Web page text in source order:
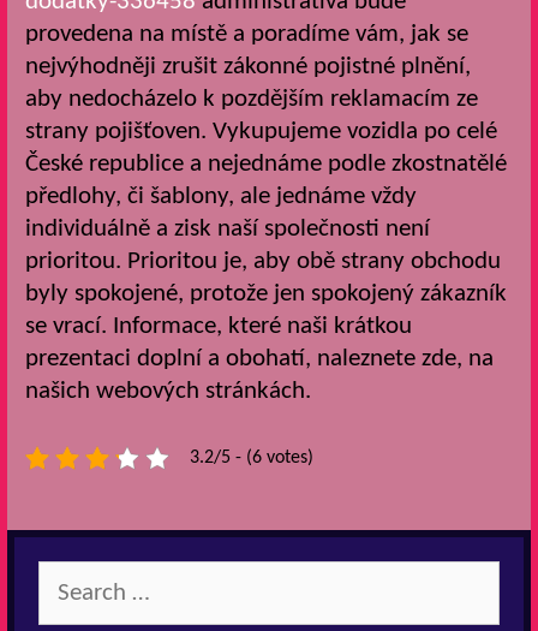
provedena na místě a poradíme vám, jak se
nejvýhodněji zrušit zákonné pojistné plnění,
aby nedocházelo k pozdějším reklamacím ze
strany pojišťoven. Vykupujeme vozidla po celé
České republice a nejednáme podle zkostnatělé
předlohy, či šablony, ale jednáme vždy
individuálně a zisk naší společnosti není
prioritou. Prioritou je, aby obě strany obchodu
byly spokojené, protože jen spokojený zákazník
se vrací. Informace, které naši krátkou
prezentaci doplní a obohatí, naleznete zde, na
našich webových stránkách.
3.2/5 - (6 votes)
for: